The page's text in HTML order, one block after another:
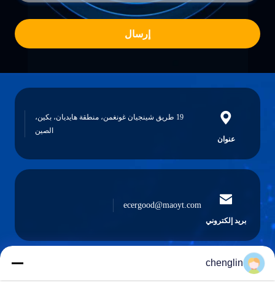
إرسال
عنوان
19 طريق شينجيان غونغمن، منطقة هايديان، بكين،
الصين
بريد إلكتروني
ecergood@maoyt.com
chenglin